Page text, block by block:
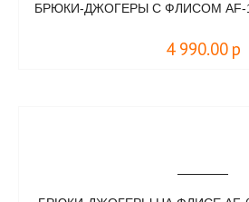
БРЮКИ-ДЖОГЕРЫ С ФЛИСОМ AF-
4 990.00 р